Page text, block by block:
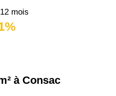
mois
à Consac